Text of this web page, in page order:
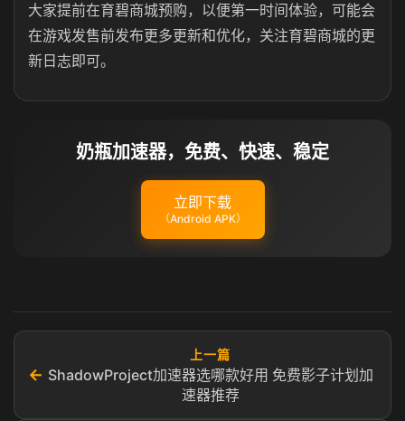
大家提前在育碧商城预购，以便第一时间体验，可能会
在游戏发售前发布更多更新和优化，关注育碧商城的更
新日志即可。
奶瓶加速器，免费、快速、稳定
立即下载
（Android APK）
←
上一篇
ShadowProject加速器选哪款好用 免费影子计划加
速器推荐